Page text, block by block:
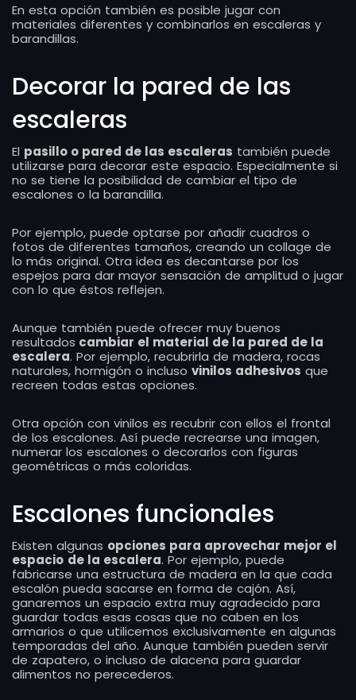
En esta opción también es posible jugar con
materiales diferentes y combinarlos en escaleras y
barandillas.
Decorar la pared de las
escaleras
El pasillo o pared de las escaleras también puede
utilizarse para decorar este espacio. Especialmente si
no se tiene la posibilidad de cambiar el tipo de
escalones o la barandilla.
Por ejemplo, puede optarse por añadir cuadros o
fotos de diferentes tamaños, creando un collage de
lo más original. Otra idea es decantarse por los
espejos para dar mayor sensación de amplitud o jugar
con lo que éstos reflejen.
Aunque también puede ofrecer muy buenos
resultados cambiar el material de la pared de la
escalera. Por ejemplo, recubrirla de madera, rocas
naturales, hormigón o incluso vinilos adhesivos que
recreen todas estas opciones.
Otra opción con vinilos es recubrir con ellos el frontal
de los escalones. Así puede recrearse una imagen,
numerar los escalones o decorarlos con figuras
geométricas o más coloridas.
Escalones funcionales
Existen algunas opciones para aprovechar mejor el
espacio de la escalera. Por ejemplo, puede
fabricarse una estructura de madera en la que cada
escalón pueda sacarse en forma de cajón. Así,
ganaremos un espacio extra muy agradecido para
guardar todas esas cosas que no caben en los
armarios o que utilicemos exclusivamente en algunas
temporadas del año. Aunque también pueden servir
de zapatero, o incluso de alacena para guardar
alimentos no perecederos.